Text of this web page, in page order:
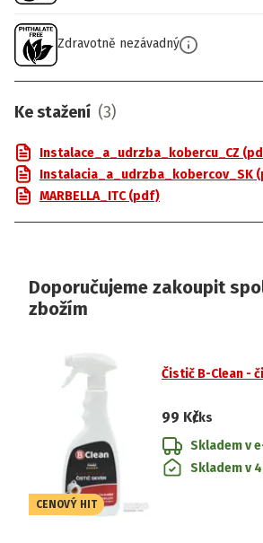
Zdravotně nezávadný
Ke stažení (3)
Instalace_a_udrzba_kobercu_CZ
Instalacia_a_udrzba_kobercov_SK
MARBELLA_ITC (pdf)
Doporučujeme zakoupit
zbožím
CENOVÝ HIT
Čistič B-Clean -
99 Kč/ks
Skladem v
Skladem v